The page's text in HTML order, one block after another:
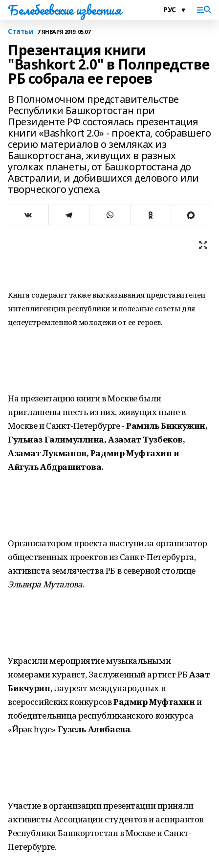
Белебеевские известия
Статьи 7 ЯНВАРЯ 2019, 05:07
Презентация книги
"Bashkort 2.0" в Полпредстве
РБ собрала ее героев
В Полномочном представительстве
Республики Башкортостан при
Президенте РФ состоялась презентация
книги «Bashkort 2.0» - проекта, собравшего
серию материалов о земляках из
Башкортостана, живущих в разных
уголках планеты, от Башкортостана до
Австралии, и добившихся делового или
творческого успеха.
Книга содержит также высказывания представителей
интеллигенции республики и полезные советы для
целеустремленной молодежи от ее героев.
На презентацию книги в Москве были
приглашены шесть из них, живущих ныне в
Москве и Санкт-Петербурге -Рамиль Биккужин,
Гульназ Галимуллина, Азамат Тузбеков,
Азамат Лукманов, Радмир Муфтахин и
Айгуль Абдрашитова.
Организатором проекта выступила организатор
общественных проектов из Санкт-Петербурга,
активиста землячества РБ в северной столице
Эльвира Муталова.
Украсили мероприятие музыкальными
номерами кураист, Заслуженный артист РБАзат
Бикчурин, лауреат международных и
всероссийских конкурсовРадмир Муфтахини
победительница республиканского конкурса
«Йөрәк һүҙе» Гузель Алибаева.
Участие в организации презентации приняли
активисты Ассоциации студентов и аспирантов
Республики Башкортостан в Москве и Санкт-
Петербурге.